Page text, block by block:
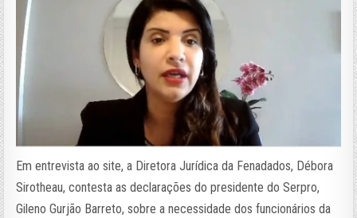
Em entrevista ao site, a Diretora Jurídica da Fenadados, Débora
Sirotheau, contesta as declarações do presidente do Serpro,
Gileno Gurjão Barreto, sobre a necessidade dos funcionários da